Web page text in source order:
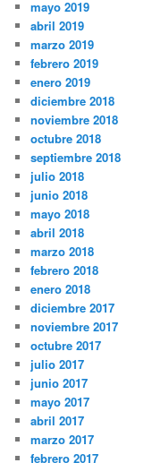
mayo 2019
abril 2019
marzo 2019
febrero 2019
enero 2019
diciembre 2018
noviembre 2018
octubre 2018
septiembre 2018
julio 2018
junio 2018
mayo 2018
abril 2018
marzo 2018
febrero 2018
enero 2018
diciembre 2017
noviembre 2017
octubre 2017
julio 2017
junio 2017
mayo 2017
abril 2017
marzo 2017
febrero 2017